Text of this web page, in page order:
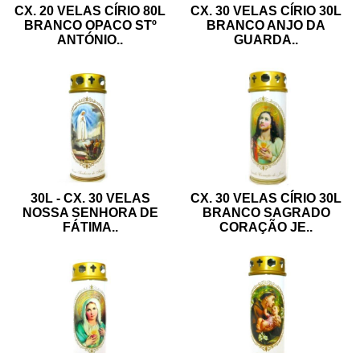
CX. 20 VELAS CÍRIO 80L
BRANCO OPACO STº
ANTÓNIO..
CX. 30 VELAS CÍRIO 30L
BRANCO ANJO DA
GUARDA..
30L - CX. 30 VELAS
NOSSA SENHORA DE
FÁTIMA..
CX. 30 VELAS CÍRIO 30L
BRANCO SAGRADO
CORAÇÃO JE..